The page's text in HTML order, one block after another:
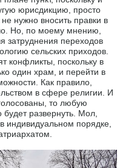
юрисдикцию, просто
нужно вносить правки в
Но, по моему мнению,
затруднения переходов
сельских приходов.
конфликты, поскольку в
один храм, и перейти в
Как правило,
в сфере религии. И
то любую
развернуть. Мол,
индивидуальном порядке,